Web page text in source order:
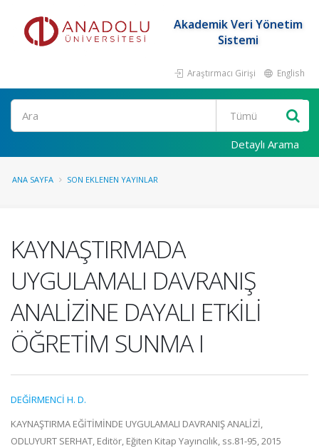
Akademik Veri Yönetim
Sistemi
Araştırmacı Girişi English
Ara
Detaylı Arama
ANA SAYFA SON EKLENEN YAYINLAR
KAYNAŞTIRMADA
UYGULAMALI DAVRANIŞ
ANALİZİNE DAYALI ETKİLİ
ÖĞRETİM SUNMA I
DEĞİRMENCİ H. D.
KAYNAŞTIRMA EĞİTİMİNDE UYGULAMALI DAVRANIŞ ANALİZİ,
ODLUYURT SERHAT, Editör, Eğiten Kitap Yayıncılık, ss.81-95, 2015